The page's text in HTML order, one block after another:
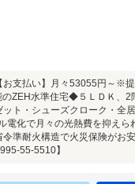
支払い】月々53055円～※
ZEH水準住宅◆５ＬＤＫ、
ト・シューズクローク・全
化で月々の光熱費を抑え
準耐火構造で火災保険がお
55-5510】